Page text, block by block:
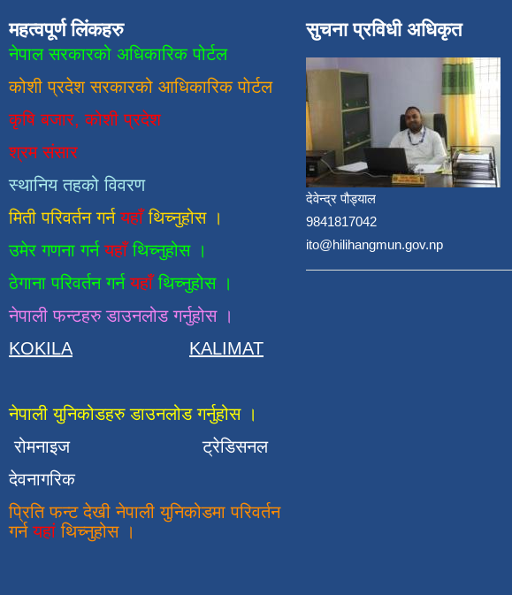
महत्वपूर्ण लिंकहरु
नेपाल सरकारको अधिकारिक पोर्टल
कोशी प्रदेश सरकारको आधिकारिकपाेर्टल
कृषि बजार, कोशी प्रदेश
श्रम संसार
स्थानिय तहको विवरण
मिती परिवर्तन गर्न यहाँ थिच्नुहोस ।
उमेर गणना गर्नयहाँथिच्नुहोस ।
ठेगाना परिवर्तन गर्नयहाँ थिच्नुहोस ।
नेपाली फन्टहरु डाउनलोड गर्नुहोस ।
KOKILA
KALIMAT
नेपाली युनिकोडहरु डाउनलोड गर्नुहोस ।
रोमनाइज
ट्रेडिसनल
देवनागरिक
प्रिति फन्ट देखी नेपाली युनिकोडमा परिवर्तन
गर्न यहां थिच्नुहोस ।
सुचना प्रविधी अधिकृत
देवेन्द्र पौड्याल
9841817042
ito@hilihangmun.gov.np